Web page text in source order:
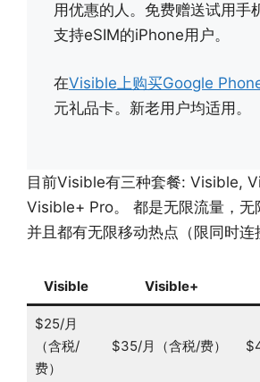
用优惠的人。免费赠送试用手
支持eSIM的iPhone用户。
在Visible上购买Google
元礼品卡。新老用户均适用。
目前Visible有三种套餐: Visible,
Visible+ Pro。 都是无限流量，无
并且都有无限移动热点（限同时连
Visible Visible+
$25/月
（含税/
费）
$35/月（含税/费）